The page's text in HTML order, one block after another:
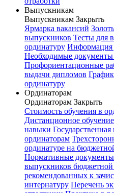
Выпускникам
Выпускникам Закрыть
Ярмарка вакансий
выпускников Тесты для
ординатуру Информация
Необходимые
Профориентационные
выдачи дипломов
ординатуру
Ординаторам
Ординаторам Закрыть
Стоимость обучения в
Дистанционное
навыки Государственная
ординаторам
ординатуре на
Нормативные
выпускников
рекомендованных к
интернатуру Перечень